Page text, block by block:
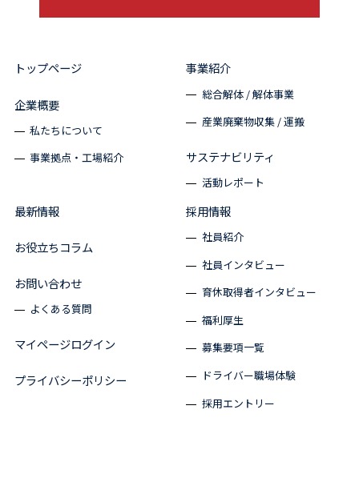
トップページ
企業概要
私たちについて
事業拠点・工場紹介
事業紹介
総合解体 / 解体事業
産業廃棄物収集 / 運搬
サステナビリティ
活動レポート
最新情報
お役立ちコラム
お問い合わせ
よくある質問
マイページログイン
プライバシーポリシー
採用情報
社員紹介
社員インタビュー
育休取得者インタビュー
福利厚生
募集要項一覧
ドライバー職場体験
採用エントリー